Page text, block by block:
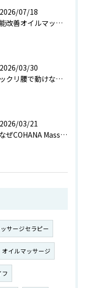
2026/07/18
機能改善オイルマッサージ@銀座
2026/03/30
ギックリ腰で動けない状態からご来店されたお客様より
2026/03/21
【なぜCOHANA Massage Therapyを作ったの...
サージセラピー
オイルマッサージ
フ